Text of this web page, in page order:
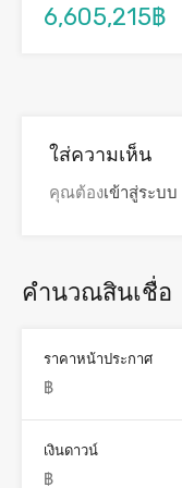
6,605,215฿
ใส่ความเห็น
คุณต้องเข้าสู่ระบบ
คำนวณสินเชื่อ
ราคาหน้าประกาศ
เงินดาวน์